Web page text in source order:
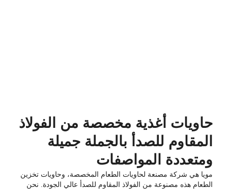
حاويات أغذية مخصصة من الفولاذ
المقاوم للصدأ بالجملة جميلة
ومتعددة المواصفات
مويا هي شركة مصنعة لحاويات الطعام المخصصة، وحاويات تخزين
الطعام هذه مصنوعة من الفولاذ المقاوم للصدأ عالي الجودة. نحن